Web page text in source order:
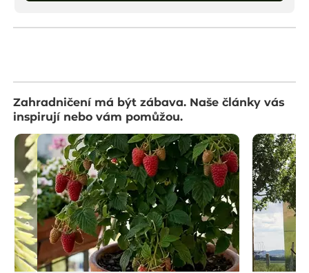
Zahradničení má být zábava. Naše články vás
inspirují nebo vám pomůžou.